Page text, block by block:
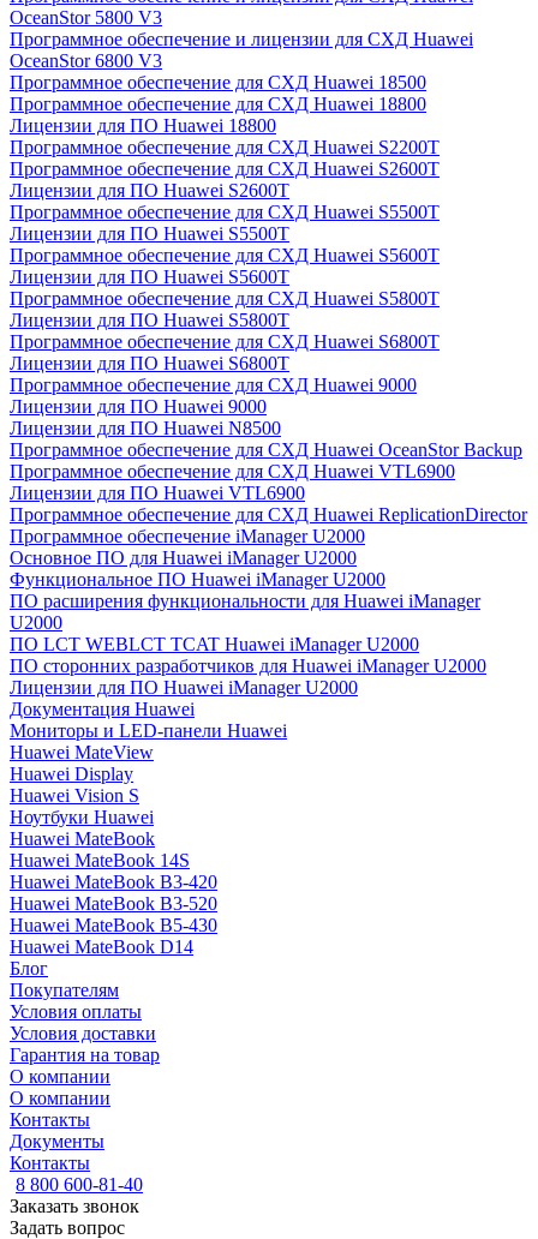
OceanStor 5800 V3
Программное обеспечение и лицензии для СХД Huawei
OceanStor 6800 V3
Программное обеспечение для СХД Huawei 18500
Программное обеспечение для СХД Huawei 18800
Лицензии для ПО Huawei 18800
Программное обеспечение для СХД Huawei S2200T
Программное обеспечение для СХД Huawei S2600T
Лицензии для ПО Huawei S2600T
Программное обеспечение для СХД Huawei S5500T
Лицензии для ПО Huawei S5500T
Программное обеспечение для СХД Huawei S5600T
Лицензии для ПО Huawei S5600T
Программное обеспечение для СХД Huawei S5800T
Лицензии для ПО Huawei S5800T
Программное обеспечение для СХД Huawei S6800T
Лицензии для ПО Huawei S6800T
Программное обеспечение для СХД Huawei 9000
Лицензии для ПО Huawei 9000
Лицензии для ПО Huawei N8500
Программное обеспечение для СХД Huawei OceanStor Backup
Программное обеспечение для СХД Huawei VTL6900
Лицензии для ПО Huawei VTL6900
Программное обеспечение для СХД Huawei ReplicationDirector
Программное обеспечение iManager U2000
Основное ПО для Huawei iManager U2000
Функциональное ПО Huawei iManager U2000
ПО расширения функциональности для Huawei iManager
U2000
ПО LCT WEBLCT TCAT Huawei iManager U2000
ПО сторонних разработчиков для Huawei iManager U2000
Лицензии для ПО Huawei iManager U2000
Документация Huawei
Мониторы и LED-панели Huawei
Huawei MateView
Huawei Display
Huawei Vision S
Ноутбуки Huawei
Huawei MateBook
Huawei MateBook 14S
Huawei MateBook B3-420
Huawei MateBook B3-520
Huawei MateBook B5-430
Huawei MateBook D14
Блог
Покупателям
Условия оплаты
Условия доставки
Гарантия на товар
О компании
О компании
Контакты
Документы
Контакты
8 800 600-81-40
Заказать звонок
Задать вопрос